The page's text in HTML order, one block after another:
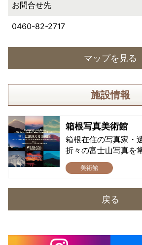
お問合せ先
0460-82-2717
マップを見る
施設情報
箱根写真美術館
箱根在住の写真家・
折々の富士山写真を
美術館
戻る